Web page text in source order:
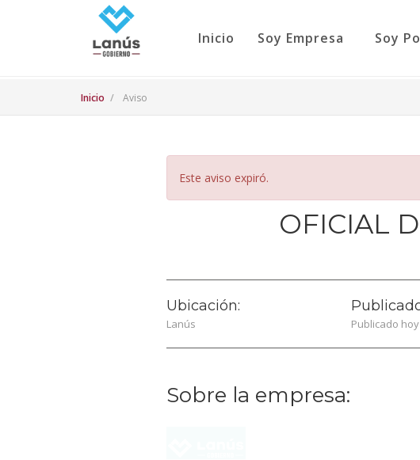
Inicio Soy Empresa Soy
Inicio Aviso
Este aviso expiró.
OFICIAL
Ubicación:
Lanús Publicado hoy
Sobre la empresa: